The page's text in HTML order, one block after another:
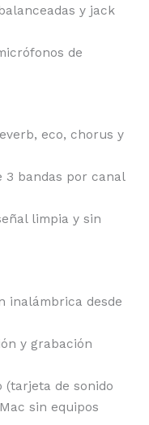
y jack
de
eco, chorus y
3 bandas por canal
limpia y sin
inalámbrica desde
y grabación
(tarjeta de sonido
sin equipos